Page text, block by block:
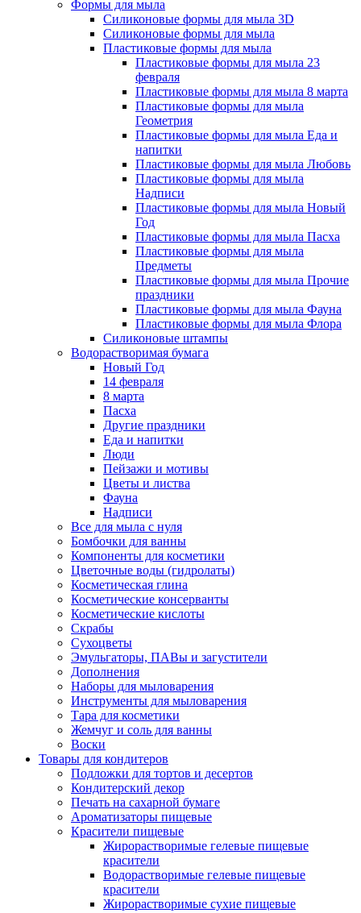
Формы для мыла
Силиконовые формы для мыла 3D
Силиконовые формы для мыла
Пластиковые формы для мыла
Пластиковые формы для мыла 23
февраля
Пластиковые формы для мыла 8 марта
Пластиковые формы для мыла
Геометрия
Пластиковые формы для мыла Еда и
напитки
Пластиковые формы для мыла Любовь
Пластиковые формы для мыла
Надписи
Пластиковые формы для мыла Новый
Год
Пластиковые формы для мыла Пасха
Пластиковые формы для мыла
Предметы
Пластиковые формы для мыла Прочие
праздники
Пластиковые формы для мыла Фауна
Пластиковые формы для мыла Флора
Силиконовые штампы
Водорастворимая бумага
Новый Год
14 февраля
8 марта
Пасха
Другие праздники
Еда и напитки
Люди
Пейзажи и мотивы
Цветы и листва
Фауна
Надписи
Все для мыла с нуля
Бомбочки для ванны
Компоненты для косметики
Цветочные воды (гидролаты)
Косметическая глина
Косметические консерванты
Косметические кислоты
Скрабы
Сухоцветы
Эмульгаторы, ПАВы и загустители
Дополнения
Наборы для мыловарения
Инструменты для мыловарения
Тара для косметики
Жемчуг и соль для ванны
Воски
Товары для кондитеров
Подложки для тортов и десертов
Кондитерский декор
Печать на сахарной бумаге
Ароматизаторы пищевые
Красители пищевые
Жирорастворимые гелевые пищевые
красители
Водорастворимые гелевые пищевые
красители
Жирорастворимые сухие пищевые